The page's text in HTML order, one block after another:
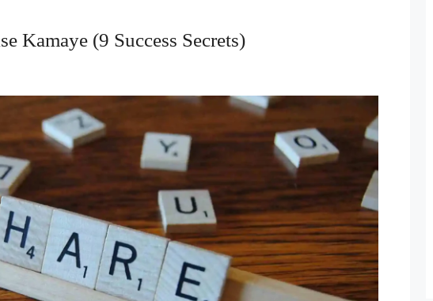
Kamaye (9 Success Secrets)